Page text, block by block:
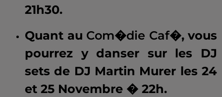
21h30.
Quant au Com�die Caf�, vous
pourrez y danser sur les DJ
sets de DJ Martin Murer les 24
et 25 Novembre � 22h.